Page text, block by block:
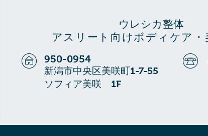
ウレシカ整体
アスリート向けボディケア・
950-0954
新潟市中央区美咲町1-7-55
ソフィア美咲 1F